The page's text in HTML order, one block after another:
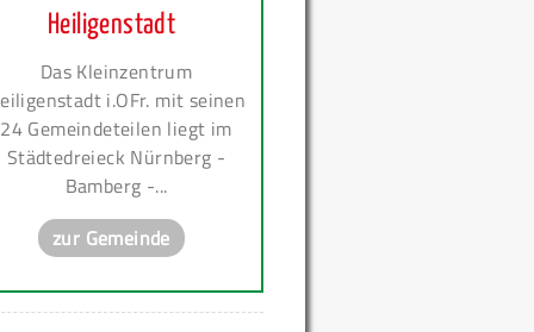
Heiligenstadt
Das Kleinzentrum
i.OFr. mit seinen
24 Gemeindeteilen liegt im
Städtedreieck Nürnberg -
Bamberg -...
zur Gemeinde